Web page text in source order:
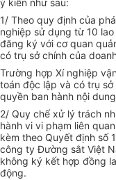
ý kiến như sau:
1/ Theo quy định của
nghiệp sử dụng từ 10
đăng ký với cơ quan
có trụ sở chính của
Trường hợp Xí nghiệp
toán độc lập và có trụ
quyền ban hành nội
2/ Quy chế xử lý trách
hành vi vi phạm liên
kèm theo Quyết định số
công ty Đường sắt Việt
không ký kết hợp đồng
động.